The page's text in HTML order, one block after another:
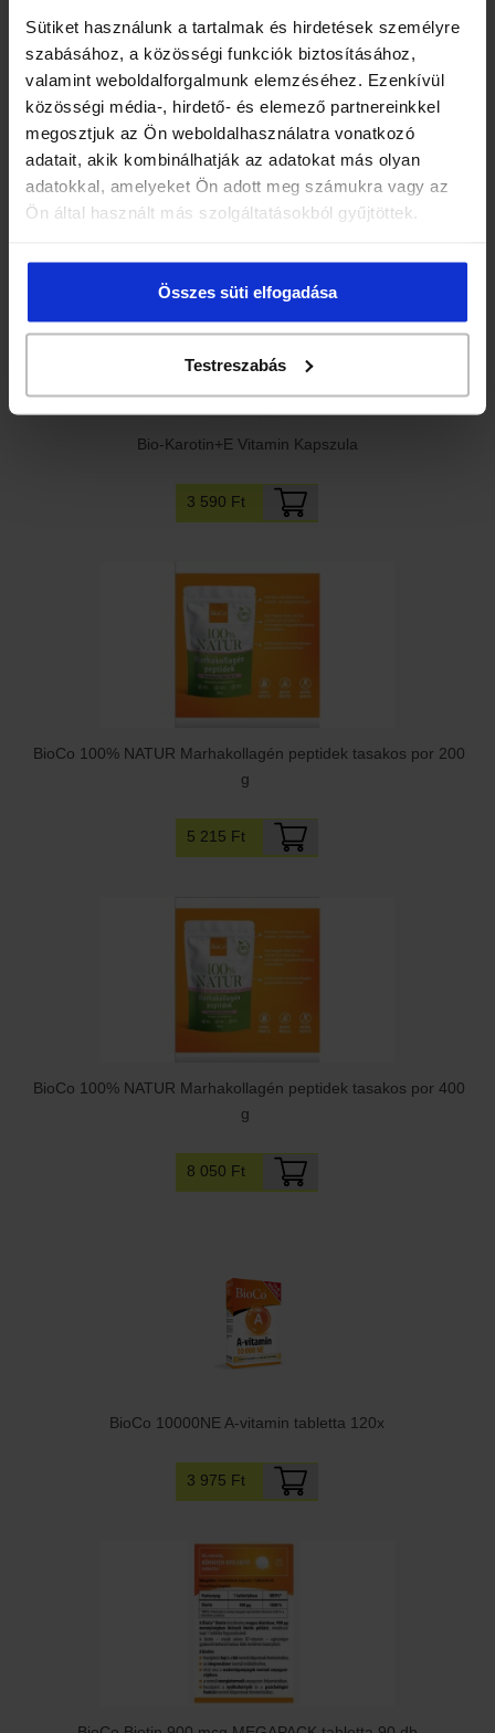
Sütiket használunk a tartalmak és hirdetések személyre
szabásához, a közösségi funkciók biztosításához,
valamint weboldalforgalmunk elemzéséhez. Ezenkívül
közösségi média-, hirdető- és elemező partnereinkkel
megosztjuk az Ön weboldalhasználatra vonatkozó
adatait, akik kombinálhatják az adatokat más olyan
adatokkal, amelyeket Ön adott meg számukra vagy az
Ön által használt más szolgáltatásokból gyűjtöttek.
Összes süti elfogadása
Testreszabás
Herbária Szerves Cink tabletta
1 550 Ft
Bio-Karotin+E Vitamin Kapszula
3 590 Ft
BioCo 100% NATUR Marhakollagén peptidek tasakos por 200
g
5 215 Ft
BioCo 100% NATUR Marhakollagén peptidek tasakos por 400
g
8 050 Ft
BioCo 10000NE A-vitamin tabletta 120x
3 975 Ft